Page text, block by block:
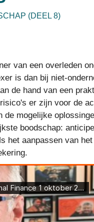
(DEEL 8)
van een overleden
is dan bij niet-
de hand van een
er zijn voor de
mogelijke
boodschap:
het aanpassen van het